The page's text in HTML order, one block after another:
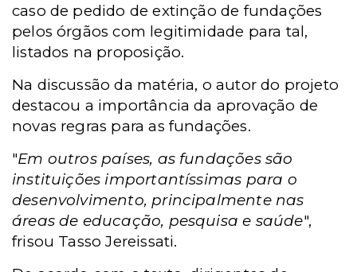
caso de pedido de extinção de fundações
pelos órgãos com legitimidade para tal,
listados na proposição.
Na discussão da matéria, o autor do projeto
destacou a importância da aprovação de
novas regras para as fundações.
"Em outros países, as fundações são
instituições importantíssimas para o
desenvolvimento, principalmente nas
áreas de educação, pesquisa e saúde",
frisou Tasso Jereissati.